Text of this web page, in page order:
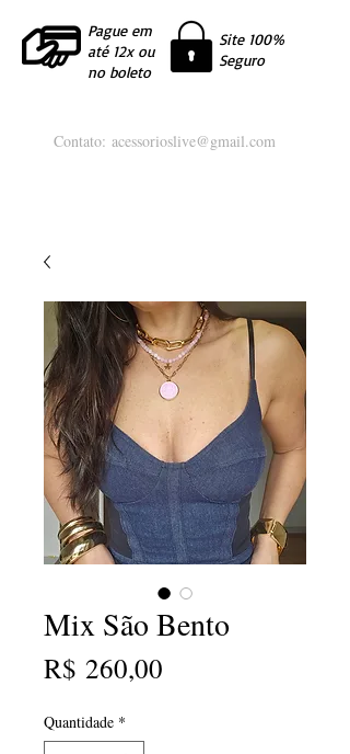
Pague em
até 12x ou
no boleto
Site 100%
Seguro
Contato: acessorioslive@gmail.com
Mix São Bento
R$ 260,00
Quantidade *